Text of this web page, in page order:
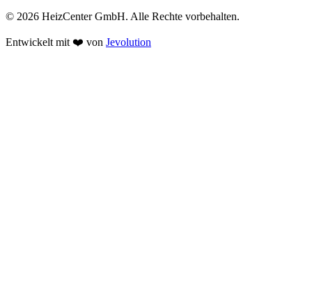
© 2026 HeizCenter GmbH. Alle Rechte vorbehalten.
Entwickelt mit ❤️ von Jevolution